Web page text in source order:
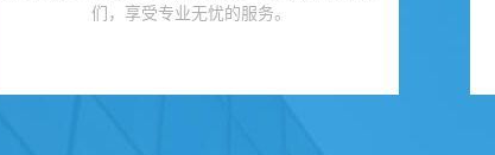
们，享受专业无忧的服务。